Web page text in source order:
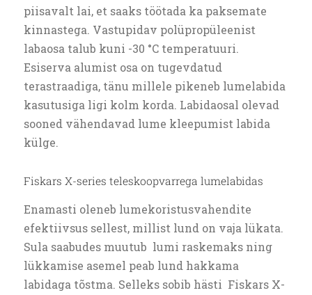
piisavalt lai, et saaks töötada ka paksemate
kinnastega. Vastupidav polüpropüleenist
labaosa talub kuni -30 °C temperatuuri.
Esiserva alumist osa on tugevdatud
terastraadiga, tänu millele pikeneb lumelabida
kasutusiga ligi kolm korda. Labidaosal olevad
sooned vähendavad lume kleepumist labida
külge.
Fiskars X-series teleskoopvarrega lumelabidas
Enamasti oleneb lumekoristusvahendite
efektiivsus sellest, millist lund on vaja lükata.
Sula saabudes muutub lumi raskemaks ning
lükkamise asemel peab lund hakkama
labidaga tõstma. Selleks sobib hästi Fiskars X-